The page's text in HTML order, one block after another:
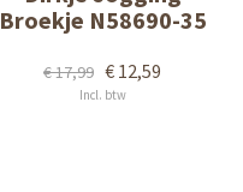
Broekje N58690-35
€ 17,99 € 12,59
Incl. btw